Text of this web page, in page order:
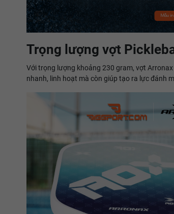
Trọng lượng vợt
Với trọng lượng khoảng 230 gram, vợt
nhanh, linh hoạt mà còn giúp tạo ra lực đánh